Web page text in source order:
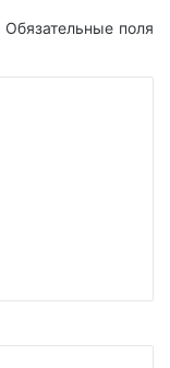
Обязательные поля